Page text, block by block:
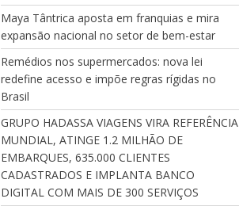
Maya Tântrica aposta em franquias e mira
expansão nacional no setor de bem-estar
Remédios nos supermercados: nova lei
redefine acesso e impõe regras rígidas no
Brasil
GRUPO HADASSA VIAGENS VIRA REFERÊNCIA
MUNDIAL, ATINGE 1.2 MILHÃO DE
EMBARQUES, 635.000 CLIENTES
CADASTRADOS E IMPLANTA BANCO
DIGITAL COM MAIS DE 300 SERVIÇOS